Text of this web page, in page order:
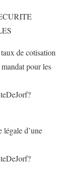
de cotisation
pour les
d’une